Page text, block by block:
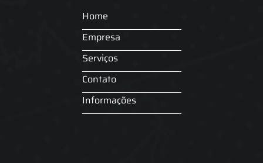
Home
Empresa
Serviços
Contato
Informações